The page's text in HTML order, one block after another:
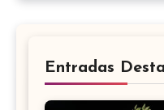
Entradas